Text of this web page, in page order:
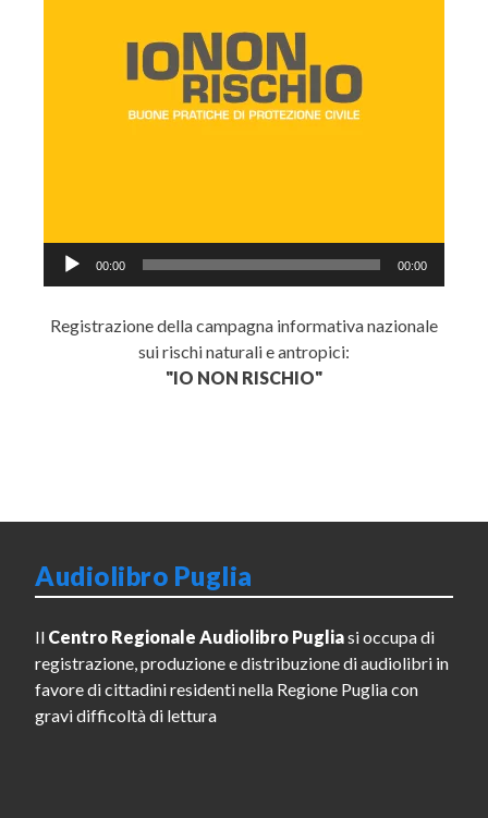
Audio
00:00 00:00
Registrazione della campagna informativa nazionale
sui rischi naturali e antropici:
"IO NON RISCHIO"
Audiolibro Puglia
Il Centro Regionale Audiolibro Pugliasi occupa di
registrazione, produzione e distribuzione di audiolibri in
favore di cittadini residenti nella Regione Puglia con
gravi difficoltà di lettura